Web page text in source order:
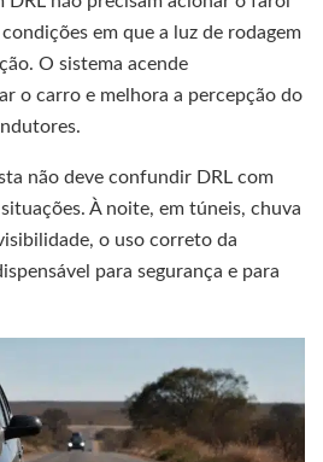
em que a luz de rodagem
O sistema acende
o carro e melhora a percepção do
não deve confundir DRL com
À noite, em túneis, chuva
o uso correto da
para segurança e para